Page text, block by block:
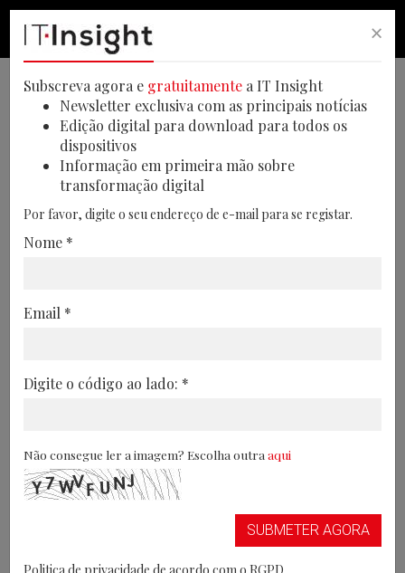
PME começam 2023 com
adoção de faturação
eletrónica
implementação da faturação eletrónica
06/01/2023
×
Subscreva agora e gratuitamente a IT Insight
Newsletter exclusiva com as principais notícias
Edição digital para download para todos os
dispositivos
Informação em primeira mão sobre
transformação digital
Por favor, digite o seu endereço de e-mail para se registar.
Nome *
Email *
Digite o código ao lado: *
Não consegue ler a imagem? Escolha outra aqui
SUBMETER AGORA